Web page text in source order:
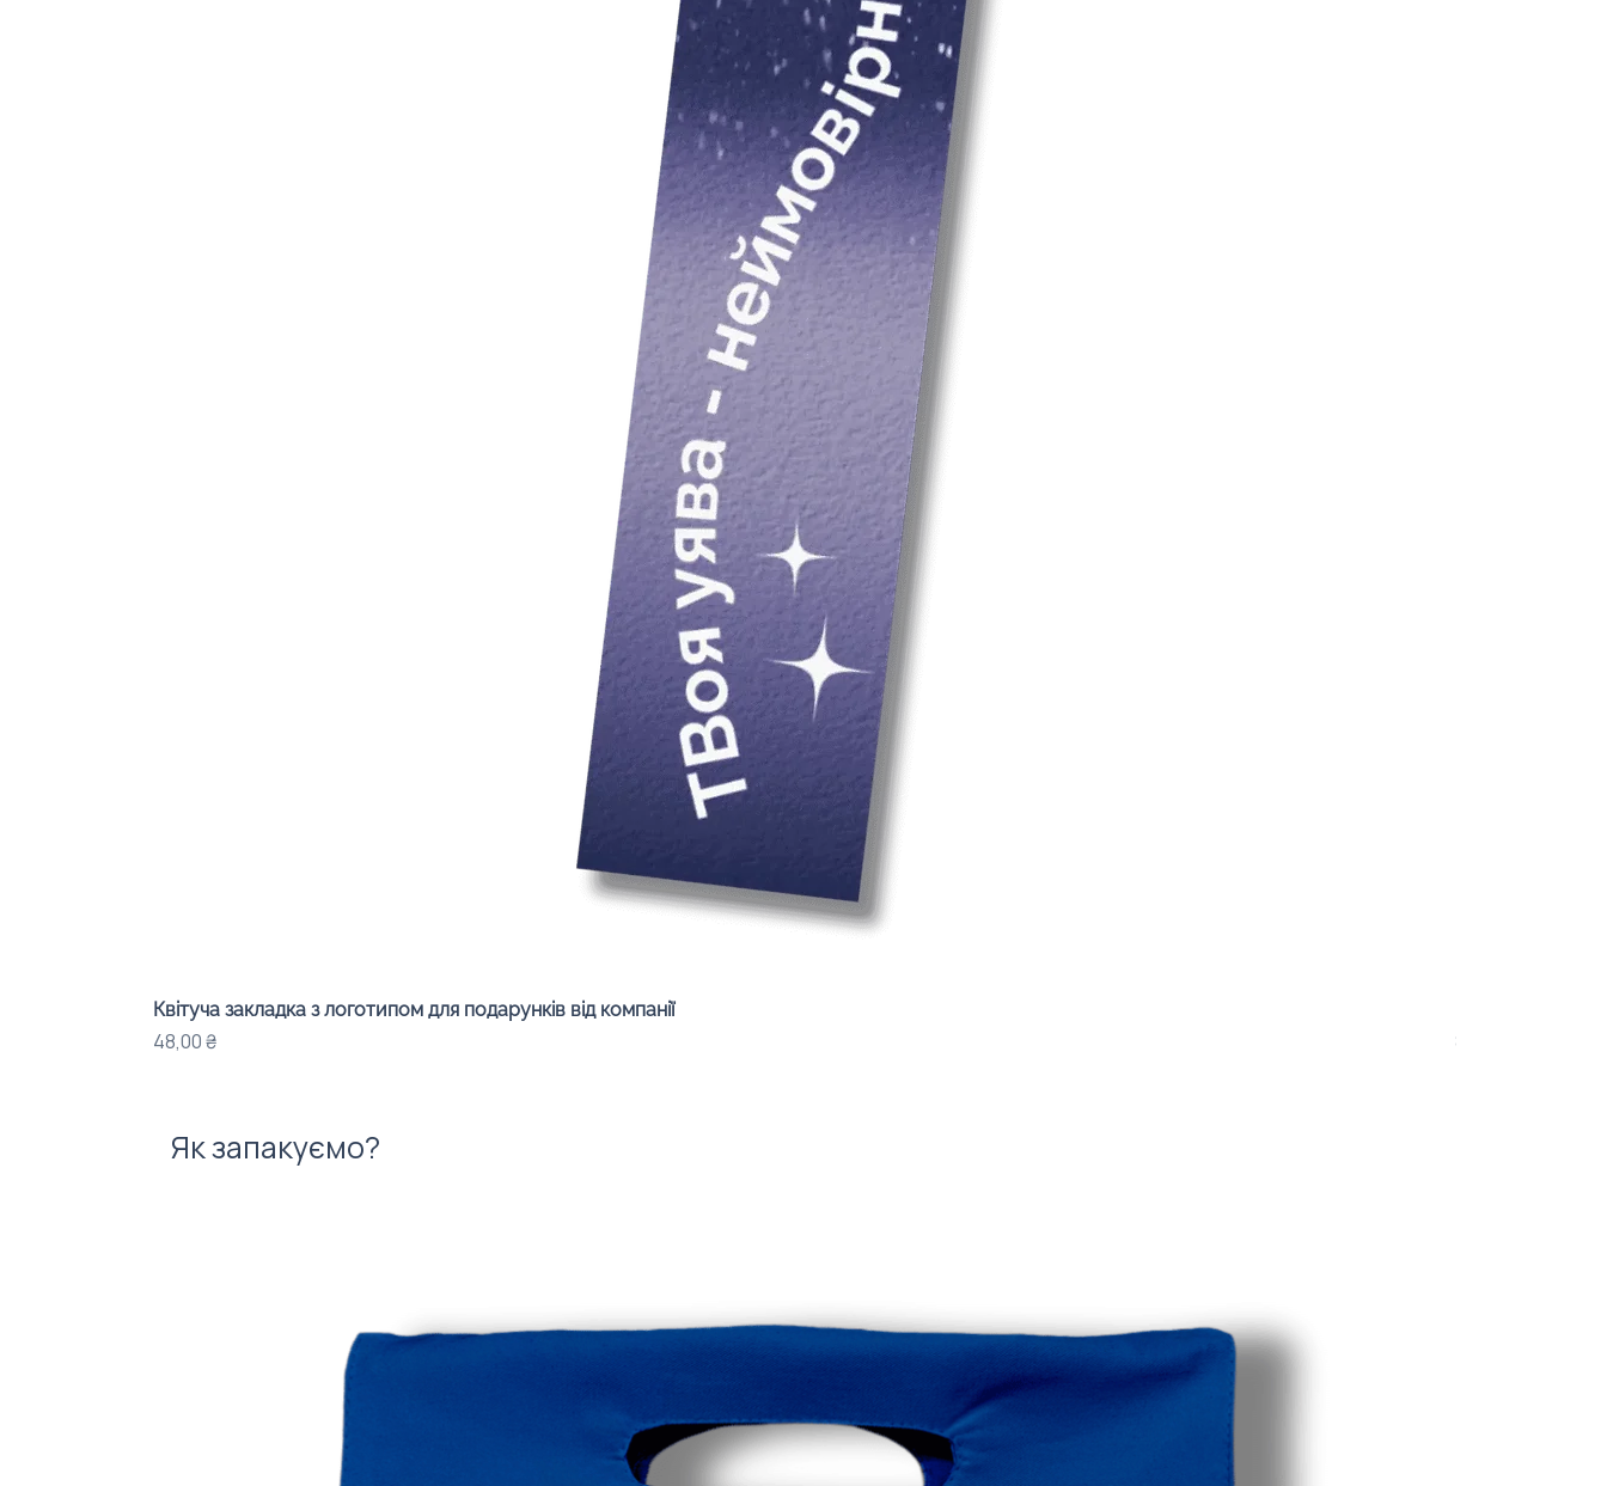
Квітуча закладка з логотипом для подарунків від компанії
Ціна
48,00 ₴ Ціна
840,00 ₴
Як запакуємо?